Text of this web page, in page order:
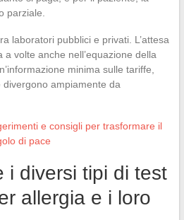
parziale.
laboratori pubblici e privati. L’attesa
volte anche nell’equazione della
minima sulle tariffe,
ampiamente da
e consigli per trasformare il
di pace
i diversi tipi di test
allergia e i loro